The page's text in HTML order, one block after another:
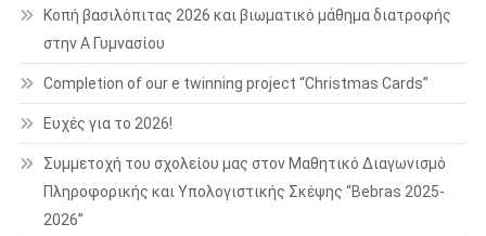
Κοπή βασιλόπιτας 2026 και βιωματικό μάθημα διατροφής
στην Α Γυμνασίου
Completion of our e twinning project “Christmas Cards”
Ευχές για το 2026!
Συμμετοχή του σχολείου μας στον Μαθητικό Διαγωνισμό
Πληροφορικής και Υπολογιστικής Σκέψης “Bebras 2025-
2026”